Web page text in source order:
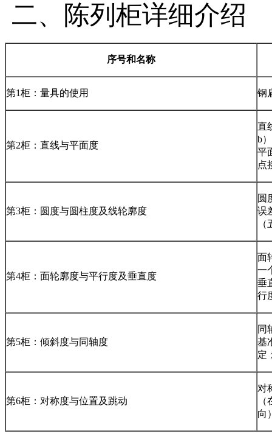
二、陈列柜详细介绍
序号和名称
第1柜：量具的使用 钢
第2柜：直线与平面度
直
b
平
点
第3柜：圆度与圆柱度及线轮廓度
圆
误
第4柜：面轮廓度与平行度及垂直度
面
一
垂
行
第5柜：倾斜度与同轴度
同
基
定
第6柜：对称度与位置及跳动
对
向